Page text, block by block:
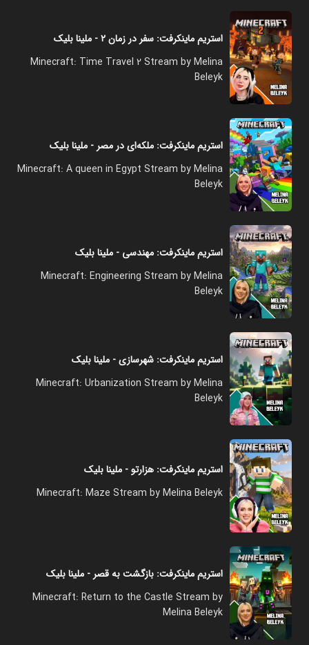
استریم ماینکرفت: سفر در زمان ۲ - ملینا بلیک
Minecraft: Time Travel 2 Stream by Melina
Beleyk
استریم ماینکرفت: ملکه‌ای در مصر - ملینا بلیک
Minecraft: A queen in Egypt Stream by Melina
Beleyk
استریم ماینکرفت: مهندسی - ملینا بلیک
Minecraft: Engineering Stream by Melina
Beleyk
استریم ماینکرفت: شهرسازی - ملینا بلیک
Minecraft: Urbanization Stream by Melina
Beleyk
استریم ماینکرفت: هزارتو - ملینا بلیک
Minecraft: Maze Stream by Melina Beleyk
استریم ماینکرفت: بازگشت به قصر - ملینا بلیک
Minecraft: Return to the Castle Stream by
Melina Beleyk